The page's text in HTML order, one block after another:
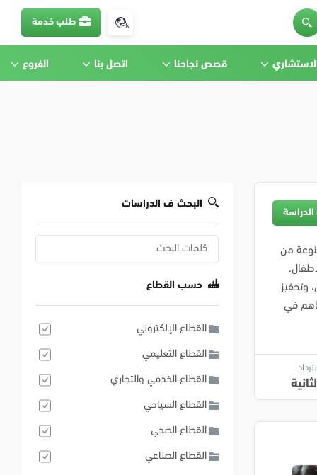
EN طلب خدمة
قصص نجاحنا اتصل بنا الفروع
من
وتحفيز
في
البحث ف الدراسات
حسب القطاع
القطاع الإلكتروني
القطاع التعليمي
القطاع الخدمي والتجاري
القطاع السياحي
القطاع الصحي
القطاع الصناعي